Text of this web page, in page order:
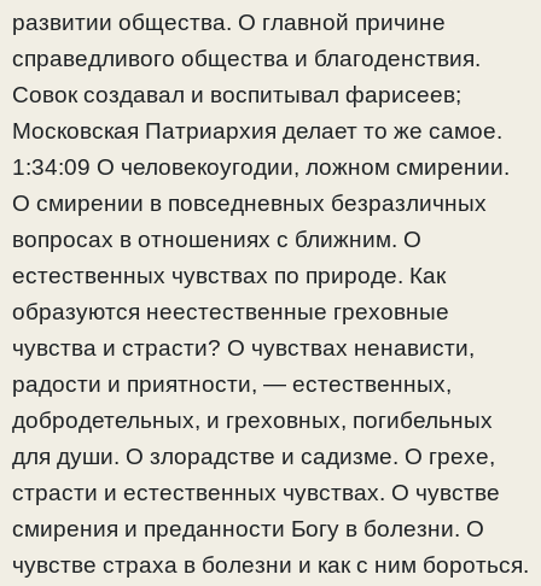
развитии общества. О главной причине
справедливого общества и благоденствия.
Совок создавал и воспитывал фарисеев;
Московская Патриархия делает то же самое.
1:34:09 О человекоугодии, ложном смирении.
О смирении в повседневных безразличных
вопросах в отношениях с ближним. О
естественных чувствах по природе. Как
образуются неестественные греховные
чувства и страсти? О чувствах ненависти,
радости и приятности, — естественных,
добродетельных, и греховных, погибельных
для души. О злорадстве и садизме. О грехе,
страсти и естественных чувствах. О чувстве
смирения и преданности Богу в болезни. О
чувстве страха в болезни и как с ним бороться.